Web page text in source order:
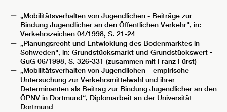
„Mobilitätsverhalten von Jugendlichen - Beiträge zur
Bindung Jugendlicher an den Öffentlichen Verkehr", in:
Verkehrszeichen 04/1998, S. 21-24
„Planungsrecht und Entwicklung des Bodenmarktes in
Schweden", in: Grundstücksmarkt und Grundstückswert -
GuG 06/1998, S. 326-331 (zusammen mit Franz Fürst)
„Mobilitätsverhalten von Jugendlichen – empirische
Untersuchung zur Verkehrsmittelwahl und ihrer
Determinanten als Beitrag zur Bindung Jugendlicher an den
ÖPNV in Dortmund“, Diplomarbeit an der Universität
Dortmund